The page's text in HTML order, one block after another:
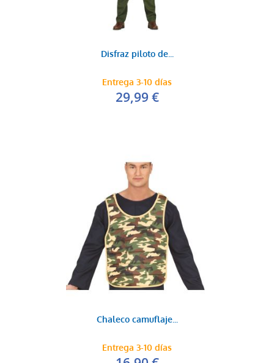
Disfraz piloto de...
Entrega 3-10 días
29,99 €
Chaleco camuflaje...
Entrega 3-10 días